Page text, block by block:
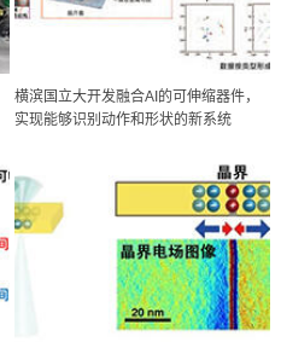
横滨国立大开发融合AI的可伸缩器件，
实现能够识别动作和形状的新系统